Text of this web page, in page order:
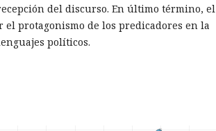
del discurso. En último término, el
protagonismo de los predicadores en la
políticos.